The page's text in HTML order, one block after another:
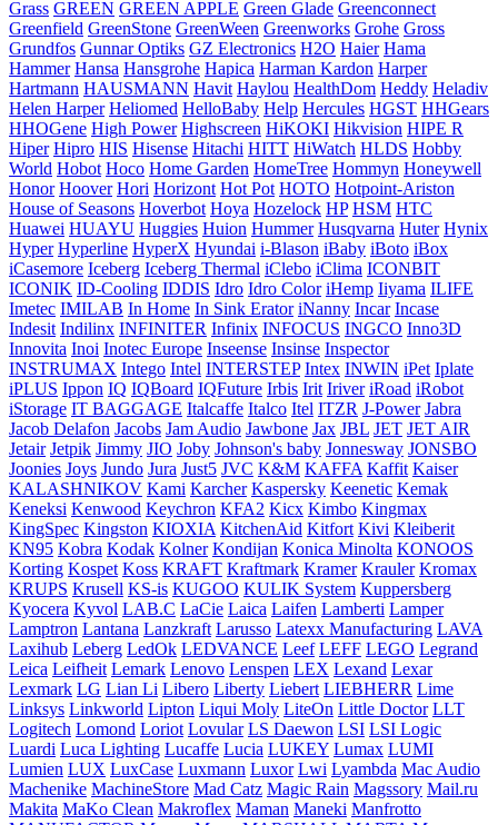
Grass GREEN GREEN APPLE Green Glade Greenconnect
Greenfield GreenStone GreenWeen Greenworks Grohe Gross
Grundfos Gunnar Optiks GZ Electronics H2O Haier Hama
Hammer Hansa Hansgrohe Hapica Harman Kardon Harper
Hartmann HAUSMANN Havit Haylou HealthDom Heddy Heladiv
Helen Harper Heliomed HelloBaby Help Hercules HGST HHGears
HHOGene High Power Highscreen HiKOKI Hikvision HIPE R
Hiper Hipro HIS Hisense Hitachi HITT HiWatch HLDS Hobby
World Hobot Hoco Home Garden HomeTree Hommyn Honeywell
Honor Hoover Hori Horizont Hot Pot HOTO Hotpoint-Ariston
House of Seasons Hoverbot Hoya Hozelock HP HSM HTC
Huawei HUAYU Huggies Huion Hummer Husqvarna Huter Hynix
Hyper Hyperline HyperX Hyundai i-Blason iBaby iBoto iBox
iCasemore Iceberg Iceberg Thermal iClebo iClima ICONBIT
ICONIK ID-Cooling IDDIS Idro Idro Color iHemp Iiyama ILIFE
Imetec IMILAB In Home In Sink Erator iNanny Incar Incase
Indesit Indilinx INFINITER Infinix INFOCUS INGCO Inno3D
Innovita Inoi Inotec Europe Inseense Insinse Inspector
INSTRUMAX Intego Intel INTERSTEP Intex INWIN iPet Iplate
iPLUS Ippon IQ IQBoard IQFuture Irbis Irit Iriver iRoad iRobot
iStorage IT BAGGAGE Italcaffe Italco Itel ITZR J-Power Jabra
Jacob Delafon Jacobs Jam Audio Jawbone Jax JBL JET JET AIR
Jetair Jetpik Jimmy JIO Joby Johnson's baby Jonnesway JONSBO
Joonies Joys Jundo Jura Just5 JVC K&M KAFFA Kaffit Kaiser
KALASHNIKOV Kami Karcher Kaspersky Keenetic Kemak
Keneksi Kenwood Keychron KFA2 Kicx Kimbo Kingmax
KingSpec Kingston KIOXIA KitchenAid Kitfort Kivi Kleiberit
KN95 Kobra Kodak Kolner Kondijan Konica Minolta KONOOS
Korting Kospet Koss KRAFT Kraftmark Kramer Krauler Kromax
KRUPS Krusell KS-is KUGOO KULIK System Kuppersberg
Kyocera Kyvol LAB.C LaCie Laica Laifen Lamberti Lamper
Lamptron Lantana Lanzkraft Larusso Latexx Manufacturing LAVA
Laxihub Leberg LedOk LEDVANCE Leef LEFF LEGO Legrand
Leica Leifheit Lemark Lenovo Lenspen LEX Lexand Lexar
Lexmark LG Lian Li Libero Liberty Liebert LIEBHERR Lime
Linksys Linkworld Lipton Liqui Moly LiteOn Little Doctor LLT
Logitech Lomond Loriot Lovular LS Daewon LSI LSI Logic
Luardi Luca Lighting Lucaffe Lucia LUKEY Lumax LUMI
Lumien LUX LuxCase Luxmann Luxor Lwi Lyambda Mac Audio
Machenike MachineStore Mad Catz Magic Rain Magssory Mail.ru
Makita MaKo Clean Makroflex Maman Maneki Manfrotto